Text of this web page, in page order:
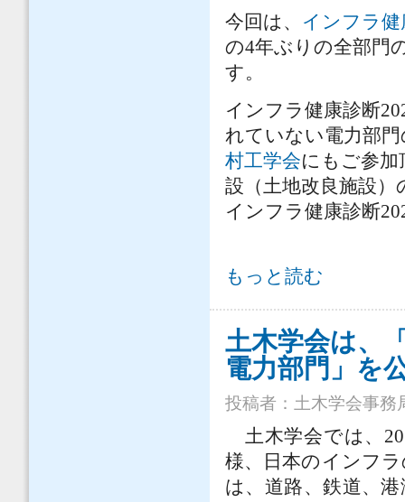
今回は、 インフラ健
の4年ぶりの全部門
す。
インフラ健康診断
れていない電力部
村工学会にもご参加
設（土地改良施設）
インフラ健康診断
土木学会は、「インフラ健康診断書
もっと読む
土木学会は、
電力部門」を
投稿者： 土木学会事務
土木学会では、
様、日本のインフ
は、道路、鉄道、